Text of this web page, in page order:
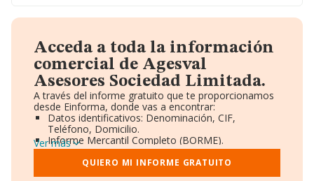
Acceda a toda la información
comercial de Agesval
Asesores Sociedad Limitada.
A través del informe gratuito que te proporcionamos
desde Einforma, donde vas a encontrar:
Datos identificativos: Denominación, CIF,
Teléfono, Domicilio.
Informe Mercantil Completo (BORME).
Gráficos de Evolución Ventas y Empleados.
Consejo de Administración y Administradores.
Directivos y Ejecutivos.
Ver más
QUIERO MI INFORME GRATUITO